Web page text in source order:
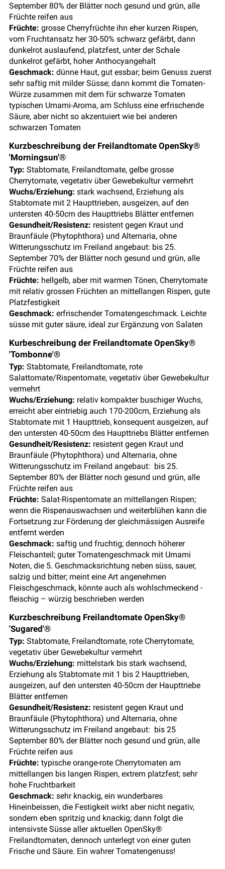
September 80% der Blätter noch gesund und grün, alle
Früchte reifen aus
Früchte: grosse Cherryfrüchte ihn eher kurzen Rispen,
vom Fruchtansatz her 30-50% schwarz gefärbt, dann
dunkelrot auslaufend, platzfest, unter der Schale
dunkelrot gefärbt, hoher Anthocyangehalt
Geschmack: dünne Haut, gut essbar; beim Genuss zuerst
sehr saftig mit milder Süsse; dann kommt die Tomaten-
Würze zusammen mit dem für schwarze Tomaten
typischen Umami-Aroma, am Schluss eine erfrischende
Säure, aber nicht so akzentuiert wie bei anderen
schwarzen Tomaten
Kurzbeschreibung der Freilandtomate OpenSky®
'Morningsun'®
Typ: Stabtomate, Freilandtomate, gelbe grosse
Cherrytomate, vegetativ über Gewebekultur vermehrt
Wuchs/Erziehung: stark wachsend, Erziehung als
Stabtomate mit 2 Haupttrieben, ausgeizen, auf den
untersten 40-50cm des Haupttriebs Blätter entfernen
Gesundheit/Resistenz: resistent gegen Kraut und
Braunfäule (Phytophthora) und Alternaria, ohne
Witterungsschutz im Freiland angebaut: bis 25.
September 70% der Blätter noch gesund und grün, alle
Früchte reifen aus
Früchte: hellgelb, aber mit warmen Tönen, Cherrytomate
mit relativ grossen Früchten an mittellangen Rispen, gute
Platzfestigkeit
Geschmack: erfrischender Tomatengeschmack. Leichte
süsse mit guter säure, ideal zur Ergänzung von Salaten
Kurbeschreibung der Freilandtomate OpenSky®
'Tombonne'®
Typ: Stabtomate, Freilandtomate, rote
Salattomate/Rispentomate, vegetativ über Gewebekultur
vermehrt
Wuchs/Erziehung: relativ kompakter buschiger Wuchs,
erreicht aber eintriebig auch 170-200cm, Erziehung als
Stabtomate mit 1 Haupttrieb, konsequent ausgeizen, auf
den untersten 40-50cm des Haupttriebs Blätter entfernen
Gesundheit/Resistenz: resistent gegen Kraut und
Braunfäule (Phytophthora) und Alternaria, ohne
Witterungsschutz im Freiland angebaut: bis 25.
September 80% der Blätter noch gesund und grün, alle
Früchte reifen aus
Früchte: Salat-Rispentomate an mittellangen Rispen;
wenn die Rispenauswachsen und weiterblühen kann die
Fortsetzung zur Förderung der gleichmässigen Ausreife
entfernt werden
Geschmack: saftig und fruchtig; dennoch höherer
Fleischanteil; guter Tomatengeschmack mit Umami
Noten, die 5. Geschmacksrichtung neben süss, sauer,
salzig und bitter; meint eine Art angenehmen
Fleischgeschmack, könnte auch als wohlschmeckend -
fleischig – würzig beschrieben werden
Kurzbeschreibung Freilandtomate OpenSky®
'Sugared'®
Typ: Stabtomate, Freilandtomate, rote Cherrytomate,
vegetativ über Gewebekultur vermehrt
Wuchs/Erziehung: mittelstark bis stark wachsend,
Erziehung als Stabtomate mit 1 bis 2 Haupttrieben,
ausgeizen, auf den untersten 40-50cm der Haupttriebe
Blätter entfernen
Gesundheit/Resistenz: resistent gegen Kraut und
Braunfäule (Phytophthora) und Alternaria, ohne
Witterungsschutz im Freiland angebaut: bis 25
September 80% der Blätter noch gesund und grün, alle
Früchte reifen aus
Früchte: typische orange-rote Cherrytomaten am
mittellangen bis langen Rispen, extrem platzfest; sehr
hohe Fruchtbarkeit
Geschmack: sehr knackig, ein wunderbares
Hineinbeissen, die Festigkeit wirkt aber nicht negativ,
sondern eben spritzig und knackig; dann folgt die
intensivste Süsse aller aktuellen OpenSky®
Freilandtomaten, dennoch unterlegt von einer guten
Frische und Säure. Ein wahrer Tomatengenuss!